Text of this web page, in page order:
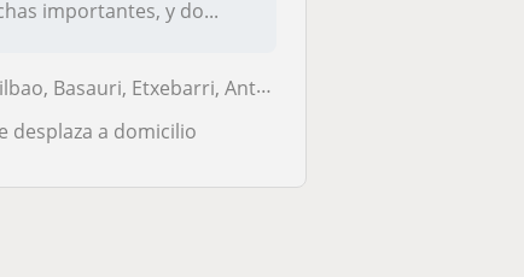
importantes, y do...
Basauri, Etxebarri, Anteiglesia de San Esteban-Etxebarri Do, ...
desplaza a domicilio